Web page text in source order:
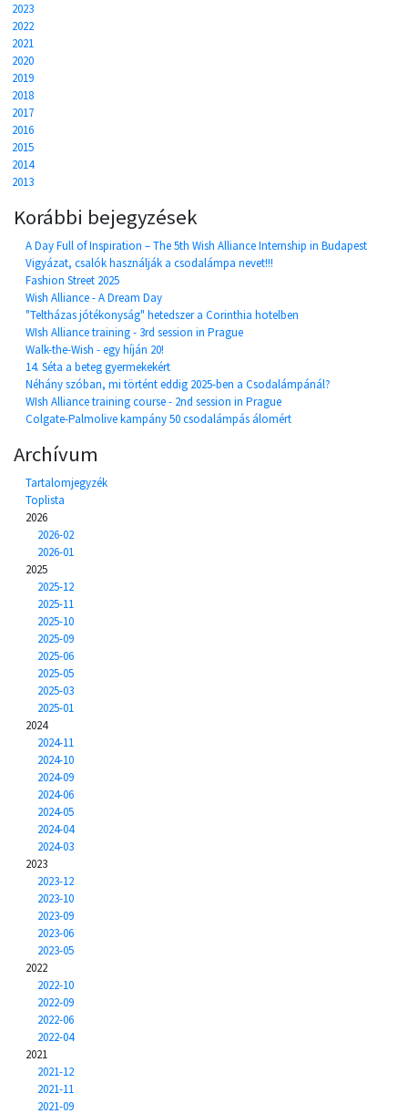
2023
2022
2021
2020
2019
2018
2017
2016
2015
2014
2013
Korábbi bejegyzések
A Day Full of Inspiration – The 5th Wish Alliance Internship in Budapest
Vigyázat, csalók használják a csodalámpa nevet!!!
Fashion Street 2025
Wish Alliance - A Dream Day
"Teltházas jótékonyság" hetedszer a Corinthia hotelben
WIsh Alliance training - 3rd session in Prague
Walk-the-Wish - egy híján 20!
14. Séta a beteg gyermekekért
Néhány szóban, mi történt eddig 2025-ben a Csodalámpánál?
WIsh Alliance training course - 2nd session in Prague
Colgate-Palmolive kampány 50 csodalámpás álomért
Archívum
Tartalomjegyzék
Toplista
2026
2026-02
2026-01
2025
2025-12
2025-11
2025-10
2025-09
2025-06
2025-05
2025-03
2025-01
2024
2024-11
2024-10
2024-09
2024-06
2024-05
2024-04
2024-03
2023
2023-12
2023-10
2023-09
2023-06
2023-05
2022
2022-10
2022-09
2022-06
2022-04
2021
2021-12
2021-11
2021-09